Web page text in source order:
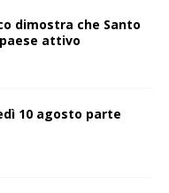
dimostra che Santo
attivo
10 agosto parte